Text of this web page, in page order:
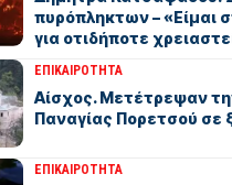
πυρόπληκτων – «Είμαι
για οτιδήποτε
ΕΠΙΚΑΙΡΟΤΗΤΑ
Αίσχος. Μετέτρεψαν
Παναγίας Πορετσού σε
ΕΠΙΚΑΙΡΟΤΗΤΑ